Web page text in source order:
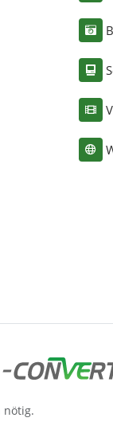
nötig.